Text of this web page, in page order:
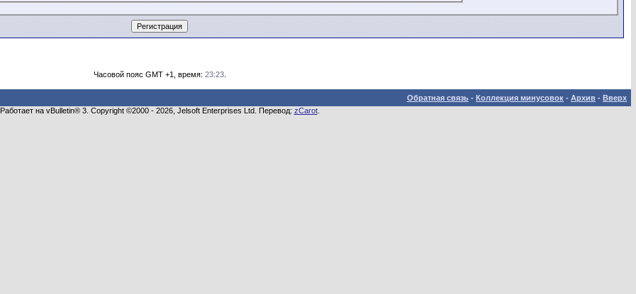
Часовой пояс GMT +1, время: 23:23.
Обратная связь - Коллекция минусовок - Архив - Вверх
Работает на vBulletin® 3. Copyright ©2000 - 2026, Jelsoft Enterprises Ltd. Перевод: zCarot.